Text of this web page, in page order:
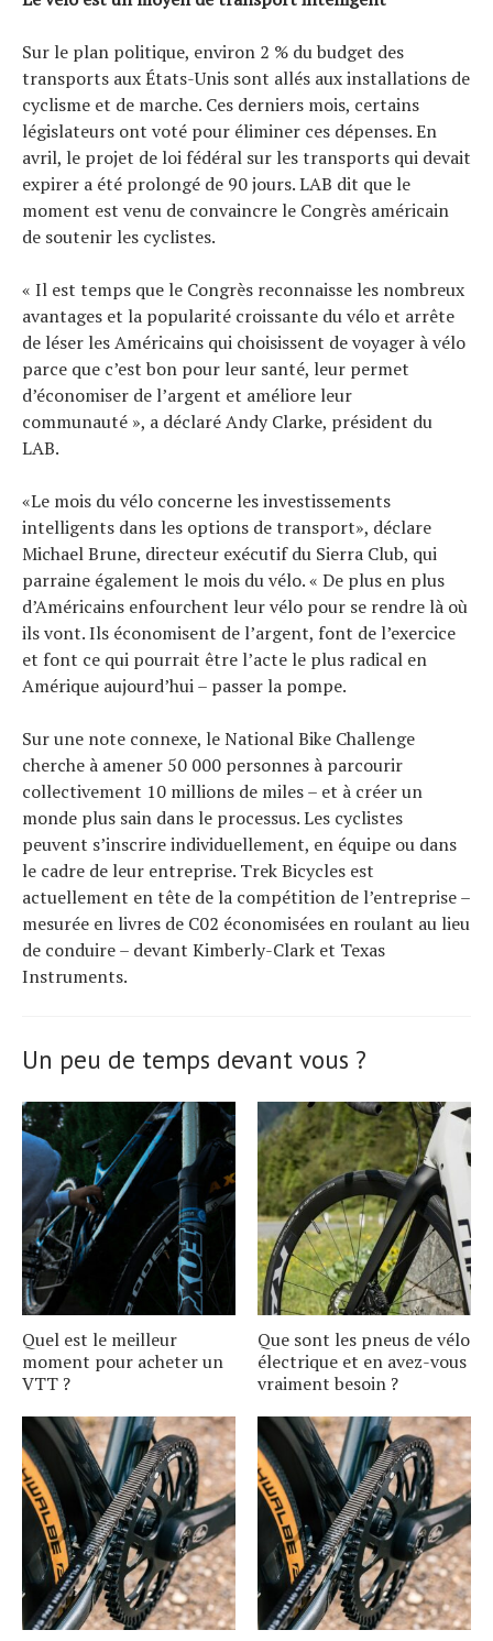
Sur le plan politique, environ 2 % du budget des
transports aux États-Unis sont allés aux installations de
cyclisme et de marche. Ces derniers mois, certains
législateurs ont voté pour éliminer ces dépenses. En
avril, le projet de loi fédéral sur les transports qui devait
expirer a été prolongé de 90 jours. LAB dit que le
moment est venu de convaincre le Congrès américain
de soutenir les cyclistes.
« Il est temps que le Congrès reconnaisse les nombreux
avantages et la popularité croissante du vélo et arrête
de léser les Américains qui choisissent de voyager à vélo
parce que c’est bon pour leur santé, leur permet
d’économiser de l’argent et améliore leur
communauté », a déclaré Andy Clarke, président du
LAB.
«Le mois du vélo concerne les investissements
intelligents dans les options de transport», déclare
Michael Brune, directeur exécutif du Sierra Club, qui
parraine également le mois du vélo. « De plus en plus
d’Américains enfourchent leur vélo pour se rendre là où
ils vont. Ils économisent de l’argent, font de l’exercice
et font ce qui pourrait être l’acte le plus radical en
Amérique aujourd’hui – passer la pompe.
Sur une note connexe, le National Bike Challenge
cherche à amener 50 000 personnes à parcourir
collectivement 10 millions de miles – et à créer un
monde plus sain dans le processus. Les cyclistes
peuvent s’inscrire individuellement, en équipe ou dans
le cadre de leur entreprise. Trek Bicycles est
actuellement en tête de la compétition de l’entreprise –
mesurée en livres de C02 économisées en roulant au lieu
de conduire – devant Kimberly-Clark et Texas
Instruments.
Un peu de temps devant vous ?
Quel est le meilleur
moment pour acheter un
VTT ?
Que sont les pneus de vélo
électrique et en avez-vous
vraiment besoin ?